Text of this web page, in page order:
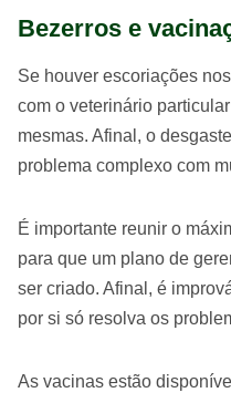
Bezerros e
Se houver escoriações
com o veterinário
mesmas. Afinal, o
problema complexo com
É importante reunir o
para que um plano de
ser criado. Afinal, é
por si só resolva os
As vacinas estão